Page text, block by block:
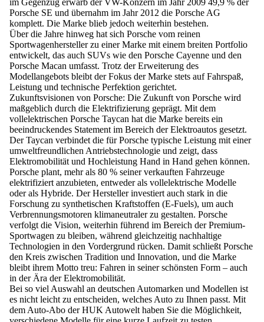
Porsche SE und übernahm im Jahr 2012 die Porsche AG
komplett. Die Marke blieb jedoch weiterhin bestehen.
Über die Jahre hinweg hat sich Porsche vom reinen
Sportwagenhersteller zu einer Marke mit einem breiten Portfolio
entwickelt, das auch SUVs wie den Porsche Cayenne und den
Porsche Macan umfasst. Trotz der Erweiterung des
Modellangebots bleibt der Fokus der Marke stets auf Fahrspaß,
Leistung und technische Perfektion gerichtet.
Zukunftsvisionen von Porsche: Die Zukunft von Porsche wird
maßgeblich durch die Elektrifizierung geprägt. Mit dem
vollelektrischen Porsche Taycan hat die Marke bereits ein
beeindruckendes Statement im Bereich der Elektroautos gesetzt.
Der Taycan verbindet die für Porsche typische Leistung mit einer
umweltfreundlichen Antriebstechnologie und zeigt, dass
Elektromobilität und Hochleistung Hand in Hand gehen können.
Porsche plant, mehr als 80 % seiner verkauften Fahrzeuge
elektrifiziert anzubieten, entweder als vollelektrische Modelle
oder als Hybride. Der Hersteller investiert auch stark in die
Forschung zu synthetischen Kraftstoffen (E-Fuels), um auch
Verbrennungsmotoren klimaneutraler zu gestalten. Porsche
verfolgt die Vision, weiterhin führend im Bereich der Premium-
Sportwagen zu bleiben, während gleichzeitig nachhaltige
Technologien in den Vordergrund rücken. Damit schließt Porsche
den Kreis zwischen Tradition und Innovation, und die Marke
bleibt ihrem Motto treu: Fahren in seiner schönsten Form – auch
in der Ära der Elektromobilität.
Bei so viel Auswahl an deutschen Automarken und Modellen ist
es nicht leicht zu entscheiden, welches Auto zu Ihnen passt. Mit
dem Auto-Abo der HUK Autowelt haben Sie die Möglichkeit,